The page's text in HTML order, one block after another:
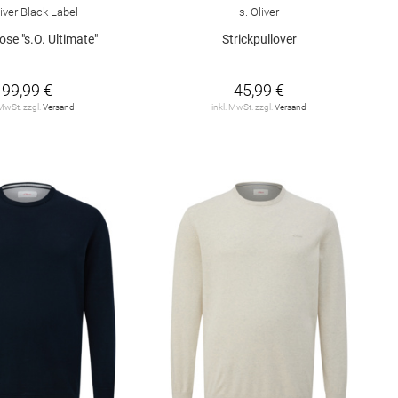
Black Label
"s.O. Ultimate"
99,99 €
zzgl.Versand
s. Oliver
Strickpullover
45,99 €
inkl. MwSt. zzgl.Versand